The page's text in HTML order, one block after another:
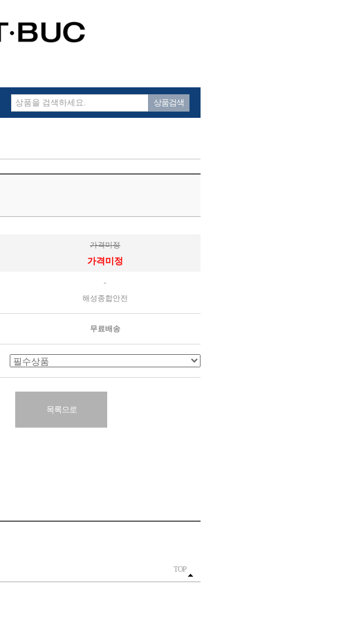
상품검색
가격미정
가격미정
-
해성종합안전
무료배송
목록으로
TOP